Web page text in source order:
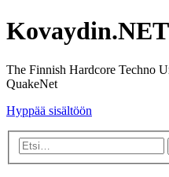
Kovaydin.NET
The Finnish Hardcore Techno
QuakeNet
Hyppää sisältöön